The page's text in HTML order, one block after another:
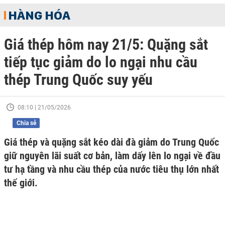
HÀNG HÓA
Giá thép hôm nay 21/5: Quặng sắt
tiếp tục giảm do lo ngại nhu cầu
thép Trung Quốc suy yếu
08:10 | 21/05/2026
Chia sẻ
Giá thép và quặng sắt kéo dài đà giảm do Trung Quốc
giữ nguyên lãi suất cơ bản, làm dấy lên lo ngại về đầu
tư hạ tầng và nhu cầu thép của nước tiêu thụ lớn nhất
thế giới.